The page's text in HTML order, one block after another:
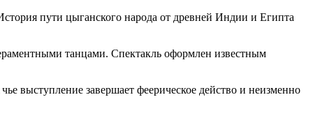
пути цыганского народа от древней Индии и Египта
танцами. Спектакль оформлен известным
выступление завершает феерическое действо и неизменно